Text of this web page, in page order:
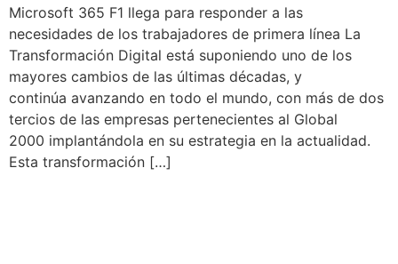
Microsoft 365 F1 llega para responder a las
necesidades de los trabajadores de primera línea La
Transformación Digital está suponiendo uno de los
mayores cambios de las últimas décadas, y
continúa avanzando en todo el mundo, con más de dos
tercios de las empresas pertenecientes al Global
2000 implantándola en su estrategia en la actualidad.
Esta transformación […]